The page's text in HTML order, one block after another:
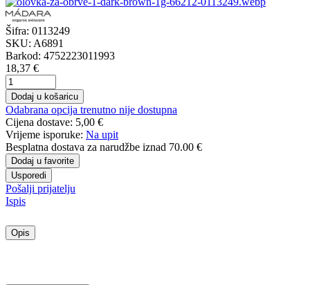
Šifra: 0113249
SKU: A6891
Barkod: 4752223011993
18,37 €
Dodaj u košaricu
Odabrana opcija trenutno nije dostupna
Cijena dostave: 5,00 €
Vrijeme isporuke: Na upit
Besplatna dostava za narudžbe iznad 70.00 €
Dodaj u favorite
Usporedi
Pošalji prijatelju
Ispis
Opis